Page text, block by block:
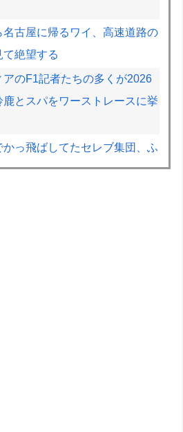
名古屋に帰るワイ、高速道路の
絶望する
アのF1記者たちの多くが2026
とスパをワーストレースに挙
かっ飛ばしてたセレブ集団、ふ